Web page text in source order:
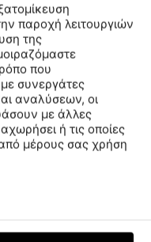
2Y
Χαμηλότερη Τιμή
Ημερών:15.99€
40
Arena Water Tribe
Boy Bri Παιδικό Μαγιό
1B470-40
παροχή λειτουργιών
της
που
με συνεργάτες
αναλύσεων, οι
με άλλες
ή τις οποίες
μέρους σας χρήση